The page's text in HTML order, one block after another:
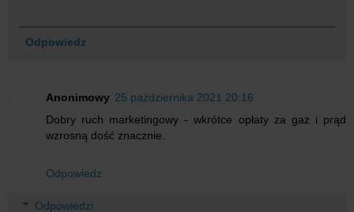
Odpowiedz
Anonimowy 25 października 2021 20:16
Dobry ruch marketingowy - wkrótce opłaty za gaz i prąd
wzrosną dość znacznie.
Odpowiedz
Odpowiedzi